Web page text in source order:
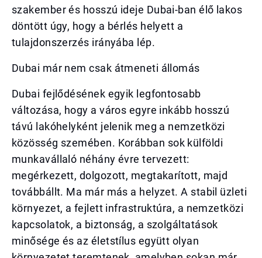
szakember és hosszú ideje Dubai-ban élő lakos
döntött úgy, hogy a bérlés helyett a
tulajdonszerzés irányába lép.
Dubai már nem csak átmeneti állomás
Dubai fejlődésének egyik legfontosabb
változása, hogy a város egyre inkább hosszú
távú lakóhelyként jelenik meg a nemzetközi
közösség szemében. Korábban sok külföldi
munkavállaló néhány évre tervezett:
megérkezett, dolgozott, megtakarított, majd
továbbállt. Ma már más a helyzet. A stabil üzleti
környezet, a fejlett infrastruktúra, a nemzetközi
kapcsolatok, a biztonság, a szolgáltatások
minősége és az életstílus együtt olyan